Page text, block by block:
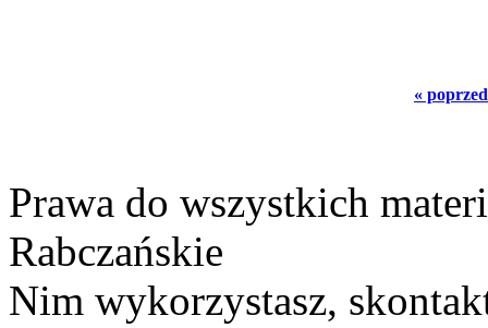
«
Prawa do wszystkich
Rabczańskie
Nim wykorzystasz,